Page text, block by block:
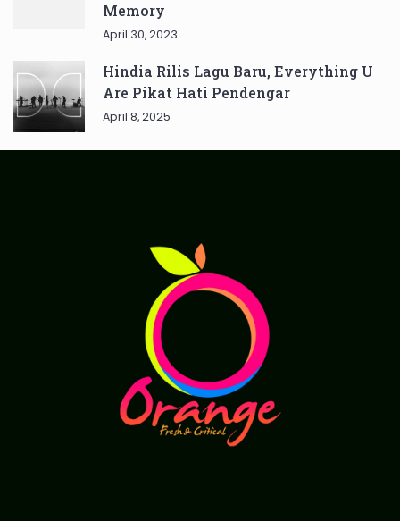
Memory
April 30, 2023
Hindia Rilis Lagu Baru, Everything U
Are Pikat Hati Pendengar
April 8, 2025